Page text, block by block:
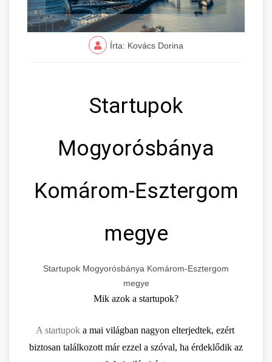
Írta: Kovács Dorina
Startupok
Mogyorósbánya
Komárom-Esztergom
megye
Startupok Mogyorósbánya Komárom-Esztergom
megye
Mik azok a startupok?
A startupok a mai világban nagyon elterjedtek, ezért
biztosan találkozott már ezzel a szóval, ha érdeklődik az